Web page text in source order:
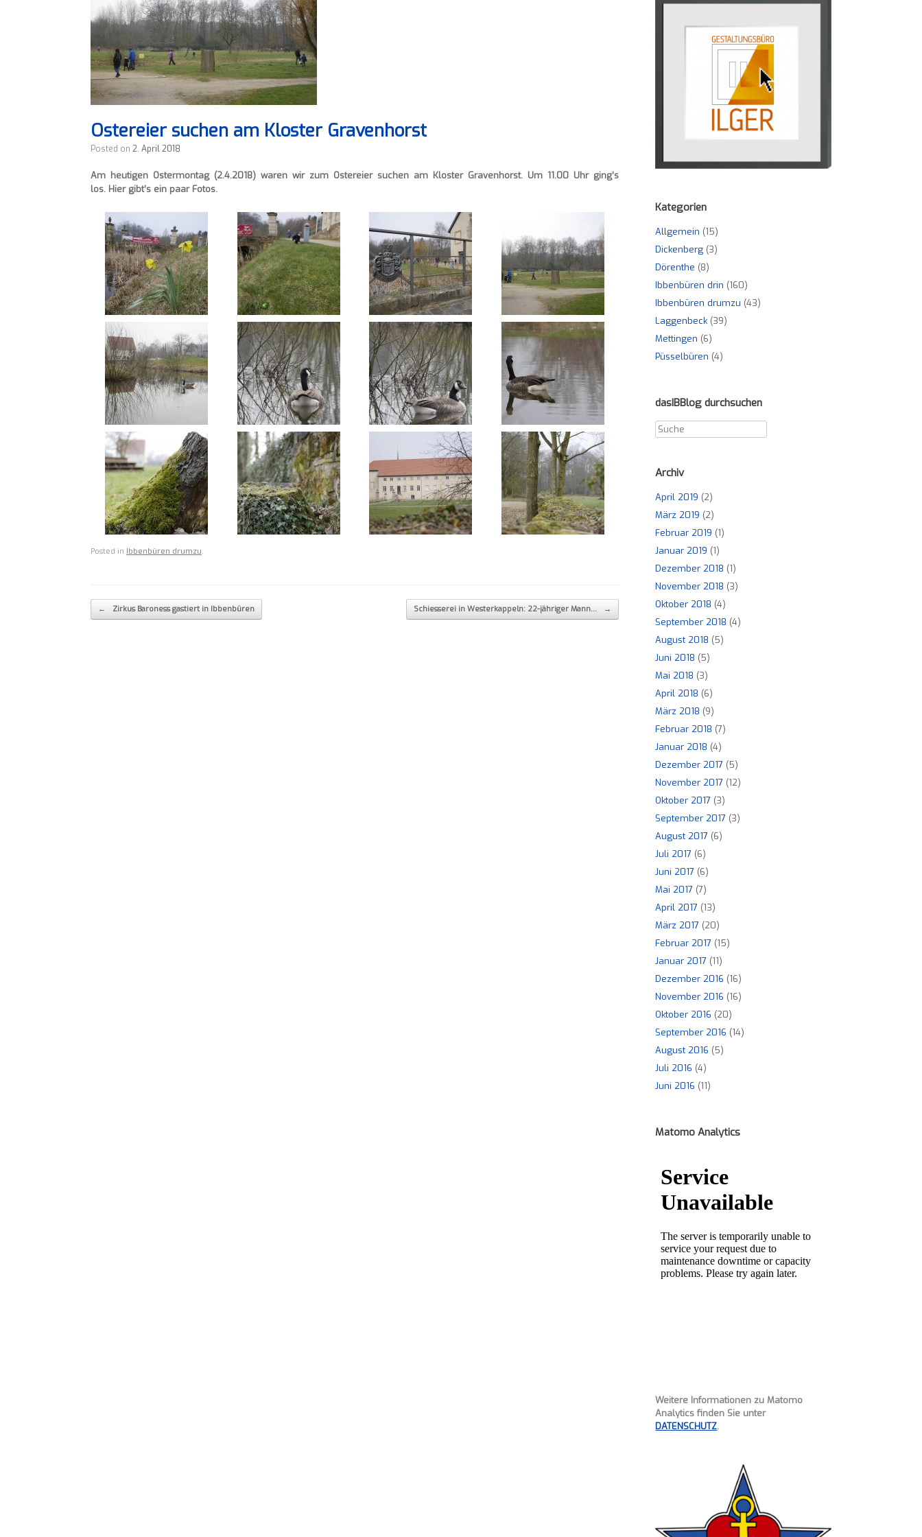
Ostereier suchen am Kloster Gravenhorst
Posted on 2. April 2018
Am heutigen Ostermontag (2.4.2018) waren wir zum Ostereier suchen am Kloster Gravenhorst. Um 11.00 Uhr ging’s
los. Hier gibt’s ein paar Fotos.
Posted in Ibbenbüren drumzu.
Post navigation
← Zirkus Baroness gastiert in Ibbenbüren Schiesserei in Westerkappeln: 22-jähriger Mann… →
Kategorien
Allgemein (15)
Dickenberg (3)
Dörenthe (8)
Ibbenbüren drin (160)
Ibbenbüren drumzu (43)
Laggenbeck (39)
Mettingen (6)
Püsselbüren (4)
dasIBBlog durchsuchen
Archiv
April 2019 (2)
März 2019 (2)
Februar 2019 (1)
Januar 2019 (1)
Dezember 2018 (1)
November 2018 (3)
Oktober 2018 (4)
September 2018 (4)
August 2018 (5)
Juni 2018 (5)
Mai 2018 (3)
April 2018 (6)
März 2018 (9)
Februar 2018 (7)
Januar 2018 (4)
Dezember 2017 (5)
November 2017 (12)
Oktober 2017 (3)
September 2017 (3)
August 2017 (6)
Juli 2017 (6)
Juni 2017 (6)
Mai 2017 (7)
April 2017 (13)
März 2017 (20)
Februar 2017 (15)
Januar 2017 (11)
Dezember 2016 (16)
November 2016 (16)
Oktober 2016 (20)
September 2016 (14)
August 2016 (5)
Juli 2016 (4)
Juni 2016 (11)
Matomo Analytics
Weitere Informationen zu Matomo
Analytics finden Sie unter
DATENSCHUTZ.